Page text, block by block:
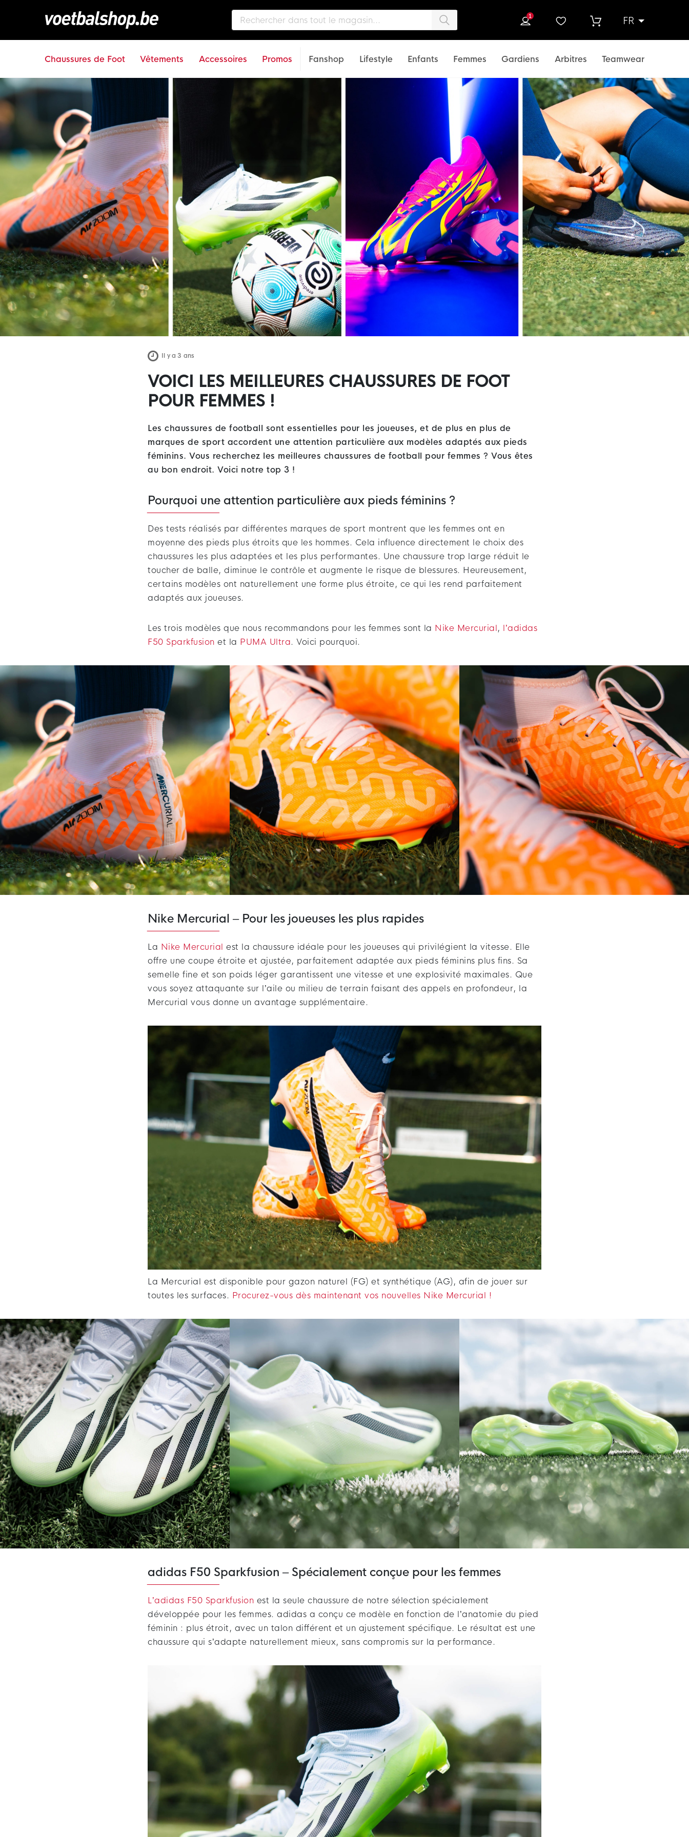
FR
1
Chaussures de Foot Vêtements Accessoires Promos Fanshop Lifestyle Enfants Femmes Gardiens Arbitres Teamwear
Il y a 3 ans
VOICI LES MEILLEURES CHAUSSURES DE FOOT
POUR FEMMES !
Les chaussures de football sont essentielles pour les joueuses, et de plus en plus de
marques de sport accordent une attention particulière aux modèles adaptés aux pieds
féminins. Vous recherchez les meilleures chaussures de football pour femmes ? Vous êtes
au bon endroit. Voici notre top 3 !
Pourquoi une attention particulière aux pieds féminins ?
Des tests réalisés par différentes marques de sport montrent que les femmes ont en
moyenne des pieds plus étroits que les hommes. Cela influence directement le choix des
chaussures les plus adaptées et les plus performantes. Une chaussure trop large réduit le
toucher de balle, diminue le contrôle et augmente le risque de blessures. Heureusement,
certains modèles ont naturellement une forme plus étroite, ce qui les rend parfaitement
adaptés aux joueuses.
Les trois modèles que nous recommandons pour les femmes sont la Nike Mercurial, l’adidas
F50 Sparkfusion et la PUMA Ultra. Voici pourquoi.
Nike Mercurial – Pour les joueuses les plus rapides
La Nike Mercurial est la chaussure idéale pour les joueuses qui privilégient la vitesse. Elle
offre une coupe étroite et ajustée, parfaitement adaptée aux pieds féminins plus fins. Sa
semelle fine et son poids léger garantissent une vitesse et une explosivité maximales. Que
vous soyez attaquante sur l’aile ou milieu de terrain faisant des appels en profondeur, la
Mercurial vous donne un avantage supplémentaire.
La Mercurial est disponible pour gazon naturel (FG) et synthétique (AG), afin de jouer sur
toutes les surfaces. Procurez-vous dès maintenant vos nouvelles Nike Mercurial !
adidas F50 Sparkfusion – Spécialement conçue pour les femmes
L’adidas F50 Sparkfusion est la seule chaussure de notre sélection spécialement
développée pour les femmes. adidas a conçu ce modèle en fonction de l’anatomie du pied
féminin : plus étroit, avec un talon différent et un ajustement spécifique. Le résultat est une
chaussure qui s’adapte naturellement mieux, sans compromis sur la performance.